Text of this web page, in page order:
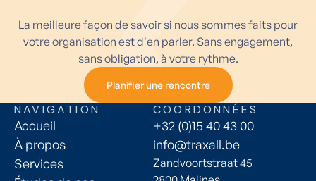
La meilleure façon de savoir si nous sommes faits pour
votre organisation est d'en parler. Sans engagement,
sans obligation, à votre rythme.
Planifier une rencontre
Planifier une rencontre
NAVIGATION
Accueil
À propos
Services
COORDONNÉES
+32 (0)15 40 43 00
info@traxall.be
Zandvoortstraat 45